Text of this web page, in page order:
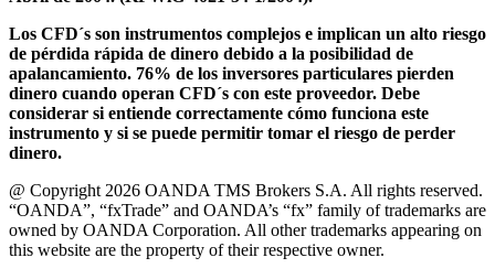
Los CFD´s son instrumentos complejos e implican un alto riesgo
de pérdida rápida de dinero debido a la posibilidad de
apalancamiento. 76% de los inversores particulares pierden
dinero cuando operan CFD´s con este proveedor. Debe
considerar si entiende correctamente cómo funciona este
instrumento y si se puede permitir tomar el riesgo de perder
dinero.
@ Copyright 2026 OANDA TMS Brokers S.A. All rights reserved.
“OANDA”, “fxTrade” and OANDA’s “fx” family of trademarks are
owned by OANDA Corporation. All other trademarks appearing on
this website are the property of their respective owner.